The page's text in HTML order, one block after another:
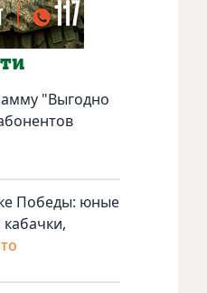
"Выгодно
Победы: юные